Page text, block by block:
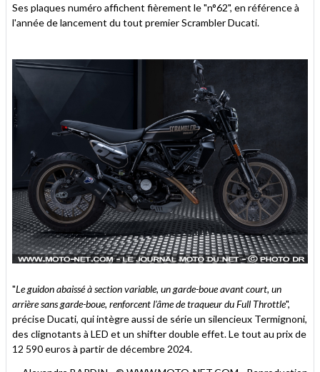
Ses plaques numéro affichent fièrement le "n°62", en référence à
l'année de lancement du tout premier Scrambler Ducati.
"Le guidon abaissé à section variable, un garde-boue avant court, un
arrière sans garde-boue, renforcent l'âme de traqueur du Full Throttle",
précise Ducati, qui intègre aussi de série un silencieux Termignoni,
des clignotants à LED et un shifter double effet. Le tout au prix de
12 590 euros à partir de décembre 2024.